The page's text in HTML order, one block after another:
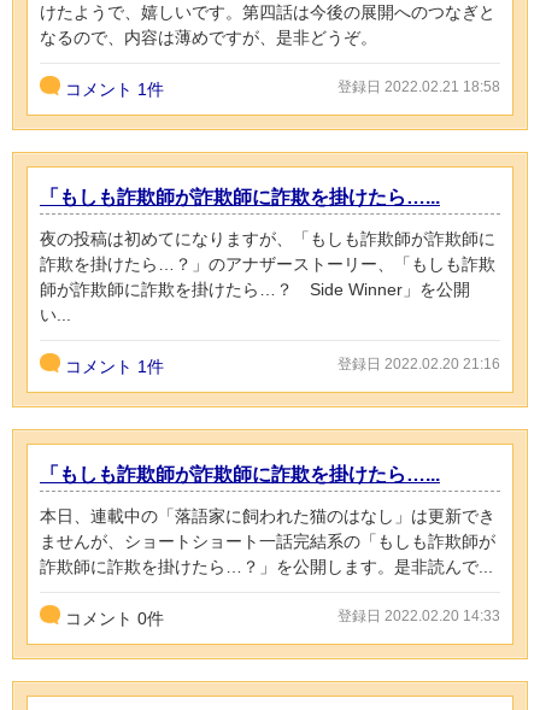
けたようで、嬉しいです。第四話は今後の展開へのつなぎと
なるので、内容は薄めですが、是非どうぞ。
コメント 1件 登録日 2022.02.21 18:58
「もしも詐欺師が詐欺師に詐欺を掛けたら…...
夜の投稿は初めてになりますが、「もしも詐欺師が詐欺師に
詐欺を掛けたら…？」のアナザーストーリー、「もしも詐欺
師が詐欺師に詐欺を掛けたら…？ Side Winner」を公開
い...
コメント 1件 登録日 2022.02.20 21:16
「もしも詐欺師が詐欺師に詐欺を掛けたら…...
本日、連載中の「落語家に飼われた猫のはなし」は更新でき
ませんが、ショートショート一話完結系の「もしも詐欺師が
詐欺師に詐欺を掛けたら…？」を公開します。是非読んで...
コメント 0件 登録日 2022.02.20 14:33